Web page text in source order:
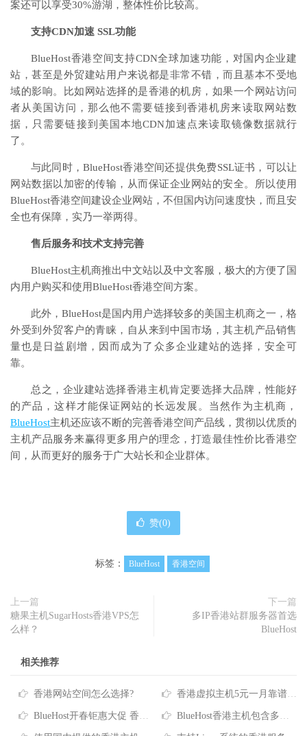
案还可以享受30%游湖，整体性价比较高。
支持CDN加速 SSL功能
BlueHost香港空间支持CDN全球加速功能，对国内企业建
站，甚至是外贸建站用户来说都是非常不错，而且基本不受地
域的影响。比如网站选择的是香港的机房，如果一个网站访问
者从美国访问，那么他不需要链接到香港机房来读取网站数
据，只需要链接到美国本地CDN加速点来读取镜像数据就行
了。
与此同时，BlueHost香港空间还提供免费SSL证书，可以让
网站数据以加密的传输，从而保证企业网站的安全。所以使用
BlueHost香港空间建设企业网站，不但国内访问速度快，而且安
全也有保障，实乃一举两得。
售后服务和技术支持完善
BlueHost主机商推出中文站以及中文客服，极大的方便了国
内用户购买和使用BlueHost香港空间方案。
此外，BlueHost是国内用户选择较多的美国主机商之一，格
外受到外贸客户的青睐，自从来到中国市场，其主机产品销售
量也是日益剧增，因而成为了众多企业建站的选择，安全可
靠。
总之，企业建站选择香港主机肯定要选择大品牌，性能好
的产品，这样才能保证网站的长远发展。当然作为主机商，
BlueHost主机还应该不断的完善香港空间产品线，贯彻以优质的
主机产品服务来赢得更多用户的理念，打造最佳性价比香港空
间，从而更好的服务于广大站长和企业群体。
赞(0)
标签： BlueHost 香港空间
上一篇
糖果主机SugarHosts香港VPS怎
么样？
下一篇
多IP香港站群服务器首选
BlueHost
相关推荐
香港网站空间怎么选择? 香港虚拟主机5元一月靠谱吗？低价香港虚拟主机推荐
BlueHost开春钜惠大促 香港主机五折超级优惠限时闪购 BlueHost香港主机包含多少流量及空间？